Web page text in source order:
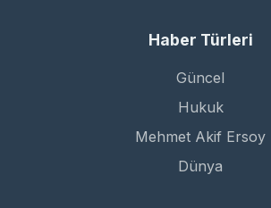
Haber Türleri
Güncel
Hukuk
Mehmet Akif Ersoy
Dünya